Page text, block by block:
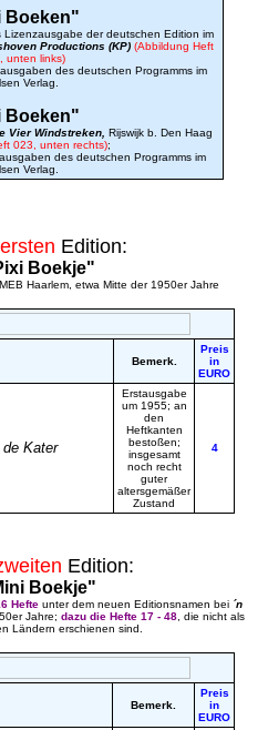
Boeken"
der deutschen Edition im
Productions (KP) (Abbildung Heft
unten links)
des deutschen Programms im
Verlag.
Boeken"
Vier Windstreken, Rijswijk b. Den Haag
023, unten rechts);
des deutschen Programms im
Verlag.
ersten Edition:
Boekje"
MEB Haarlem, etwa Mitte der 1950er Jahre
Bemerk.
Preis
in
EURO
de Kater
Erstausgabe
um 1955; an
den
Heftkanten
bestoßen;
insgesamt
noch recht
guter
altersgemäßer
Zustand
4
Edition:
Boekje"
Hefteunter dem neuen Editionsnamen bei ´n
Jahre; dazu die Hefte 17 - 48 , die nicht als
Ländern erschienen sind.
Bemerk.
Preis
in
EURO